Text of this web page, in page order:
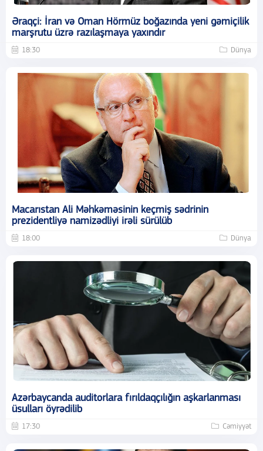
Əraqçi: İran və Oman Hörmüz boğazında yeni gəmiçilik
marşrutu üzrə razılaşmaya yaxındır
18:30 Dünya
Macarıstan Ali Məhkəməsinin keçmiş sədrinin
prezidentliyə namizədliyi irəli sürülüb
18:00 Dünya
Azərbaycanda auditorlara fırıldaqçılığın aşkarlanması
üsulları öyrədilib
17:30 Cəmiyyət